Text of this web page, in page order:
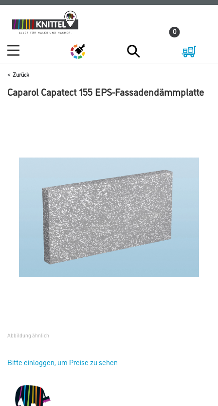
Zum
Inhalt
Zum
Navigationsmenü
0
Zurück
Caparol Capatect 155 EPS-Fassadendämmplatte
Abbildung ähnlich
Bitte einloggen, um Preise zu sehen